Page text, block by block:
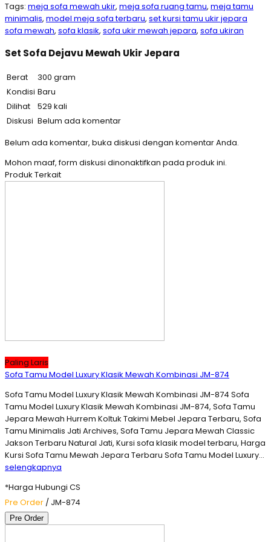
Tags: meja sofa mewah ukir, meja sofa ruang tamu, meja tamu
minimalis, model meja sofa terbaru, set kursi tamu ukir jepara
sofa mewah, sofa klasik, sofa ukir mewah jepara, sofa ukiran
Set Sofa Dejavu Mewah Ukir Jepara
Berat
300 gram
Kondisi Baru
Dilihat
529 kali
Diskusi Belum ada komentar
Belum ada komentar, buka diskusi dengan komentar Anda.
Mohon maaf, form diskusi dinonaktifkan pada produk ini.
Produk Terkait
Paling Laris
Sofa Tamu Model Luxury Klasik Mewah Kombinasi JM-874
Sofa Tamu Model Luxury Klasik Mewah Kombinasi JM-874 Sofa
Tamu Model Luxury Klasik Mewah Kombinasi JM-874, Sofa Tamu
Jepara Mewah Hurrem Koltuk Takimi Mebel Jepara Terbaru, Sofa
Tamu Minimalis Jati Archives, Sofa Tamu Jepara Mewah Classic
Jakson Terbaru Natural Jati, Kursi sofa klasik model terbaru, Harga
Kursi Sofa Tamu Mewah Jepara Terbaru Sofa Tamu Model Luxury…
selengkapnya
*Harga Hubungi CS
Pre Order / JM-874
Pre Order